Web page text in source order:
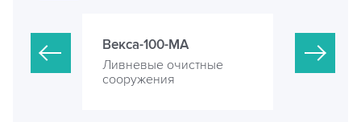
Векса-100-МА
Ливневые очистные
сооружения
Векса-
Ливневые